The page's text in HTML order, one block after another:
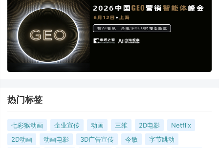
热门标签
七彩猴动画 企业宣传 动画 三维 2D电影
Netflix
2D动画
动画电影 3D广告宣传 今敏
字节跳动